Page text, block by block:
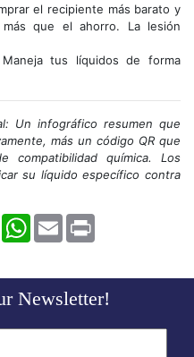
el recipiente más barato y
que el ahorro. La lesión
tus líquidos de forma
Un infográfico resumen que
más un código QR que
química. Los
su líquido específico contra
FacebookWhatsApp
Email
Newsletter!